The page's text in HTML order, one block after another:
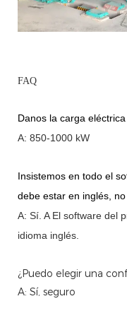
FAQ
Danos la carga
A: 850-1000 kW
Insistemos en todo el
debe estar en inglés,
A: Sí. AEl software del
idioma inglés.
¿Puedo elegir una
A: Sí, seguro